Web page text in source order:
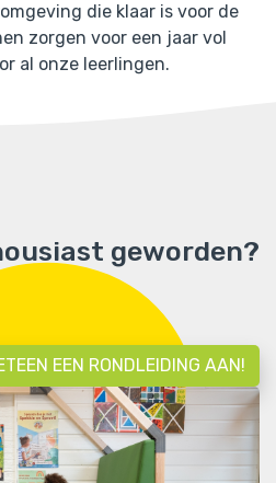
die klaar is voor de
zorgen voor een jaar vol
al onze leerlingen.
geworden?
EEN RONDLEIDING AAN!